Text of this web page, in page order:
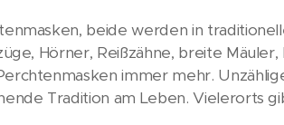
beide werden in
Hörner, Reißzähne, breite
immer mehr.
Tradition am Leben. Vielerorts